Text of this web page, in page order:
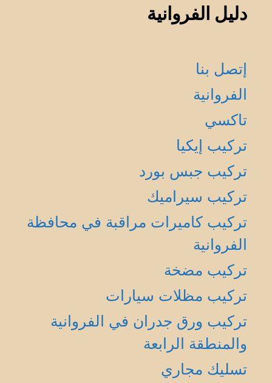
دليل الفروانية
إتصل بنا
الفروانية
تاكسي
تركيب إيكيا
تركيب جبس بورد
تركيب سيراميك
تركيب كاميرات مراقبة في محافظة
الفروانية
تركيب مضخة
تركيب مظلات سيارات
تركيب ورق جدران في الفروانية
والمنطقة الرابعة
تسليك مجاري